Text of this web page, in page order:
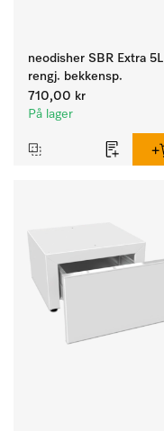
neodisher SBR Extra 5L
rengj. bekkensp.
710,00 kr
På lager